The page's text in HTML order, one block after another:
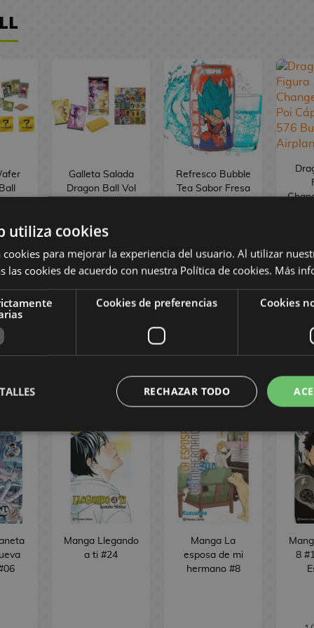
Galleta Salada
Dragon Ball Vol
3,00 €
Refresco Bubble
Tea Sabor Fresa
ml
2,50 €
Manga Llegando
a ti #24
Manga La
esposa de mi
hermano #8
8
utiliza cookies
cookies para mejorar la experiencia del usuario. Al utilizar
las cookies de acuerdo con nuestra Política de cookies. Más
Cookies de preferencias Cookies
RECHAZAR TODO